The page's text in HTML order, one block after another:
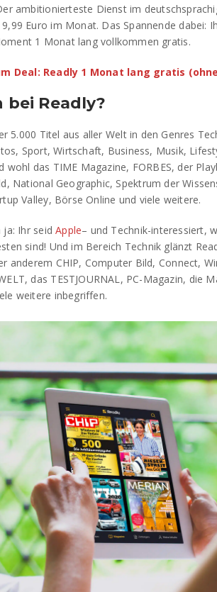
ambitionierteste Dienst im
Euro im Monat. Das Spannende dabei:
1 Monat lang vollkommen gratis.
Deal: Readly 1 Monat lang gratis
bei Readly?
5.000 Titel aus aller Welt in den Genres
Sport, Wirtschaft, Business, Musik,
wohl das TIME Magazine, FORBES, der
National Geographic, Spektrum der
Valley, Börse Online und viele weitere.
ja: Ihr seidApple– und Technik-interessiert,
sind! Und im Bereich Technik glänzt
anderem CHIP, Computer Bild, Connect,
das TESTJOURNAL, PC-Magazin, die
weitere inbegriffen.